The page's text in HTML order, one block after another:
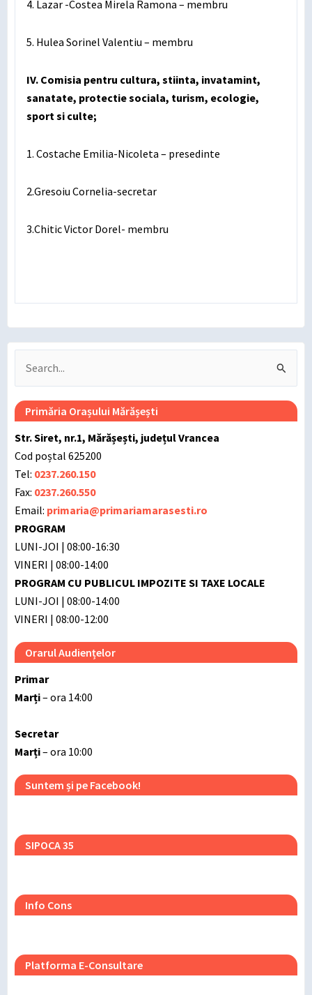
4. Lazar -Costea Mirela Ramona – membru
5. Hulea Sorinel Valentiu – membru
IV. Comisia pentru cultura, stiinta, invatamint,
sanatate, protectie sociala, turism, ecologie,
sport si culte;
1. Costache Emilia-Nicoleta – presedinte
2.Gresoiu Cornelia-secretar
3.Chitic Victor Dorel- membru
Search
for:
Primăria Orașului Mărășești
Str. Siret, nr.1, Mărășești, județul Vrancea
Cod poștal 625200
Tel: 0237.260.150
Fax: 0237.260.550
Email: primaria@primariamarasesti.ro
PROGRAM
LUNI-JOI | 08:00-16:30
VINERI | 08:00-14:00
PROGRAM CU PUBLICUL IMPOZITE SI TAXE LOCALE
LUNI-JOI | 08:00-14:00
VINERI | 08:00-12:00
Orarul Audiențelor
Primar
Marți– ora 14:00
Secretar
Marți– ora 10:00
Suntem și pe Facebook!
SIPOCA 35
Info Cons
Platforma E-Consultare